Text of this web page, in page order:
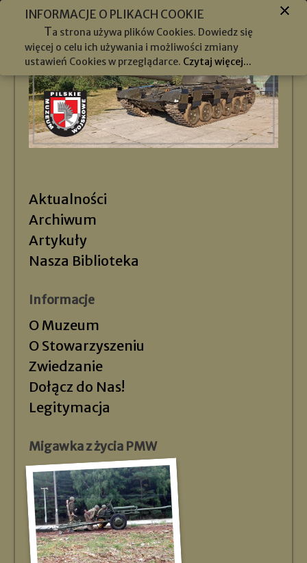
Aktualności
Archiwum
Artykuły
Nasza Biblioteka
Informacje
O Muzeum
O Stowarzyszeniu
Zwiedzanie
Dołącz do Nas!
Legitymacja
Migawka z życia PMW
INFORMACJE O PLIKACH COOKIE
Ta strona używa plików Cookies. Dowiedz się
więcej o celu ich używania i możliwości zmiany
ustawień Cookies w przeglądarce. Czytaj więcej...